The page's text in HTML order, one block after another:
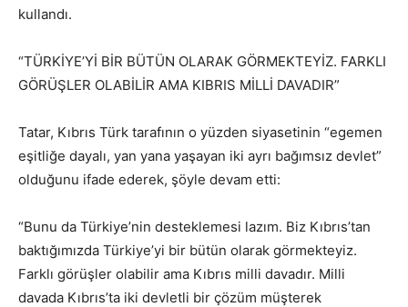
kullandı.
“TÜRKİYE’Yİ BİR BÜTÜN OLARAK GÖRMEKTEYİZ. FARKLI
GÖRÜŞLER OLABİLİR AMA KIBRIS MİLLİ DAVADIR”
Tatar, Kıbrıs Türk tarafının o yüzden siyasetinin “egemen
eşitliğe dayalı, yan yana yaşayan iki ayrı bağımsız devlet”
olduğunu ifade ederek, şöyle devam etti:
“Bunu da Türkiye’nin desteklemesi lazım. Biz Kıbrıs’tan
baktığımızda Türkiye’yi bir bütün olarak görmekteyiz.
Farklı görüşler olabilir ama Kıbrıs milli davadır. Milli
davada Kıbrıs’ta iki devletli bir çözüm müşterek